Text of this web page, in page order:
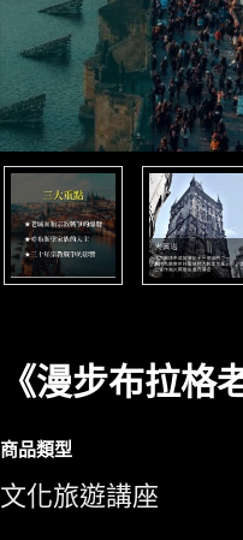
《漫步布拉格
商品類型
文化旅遊講座